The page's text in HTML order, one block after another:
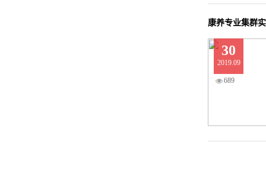
康养专业集群
30
2019.09
689